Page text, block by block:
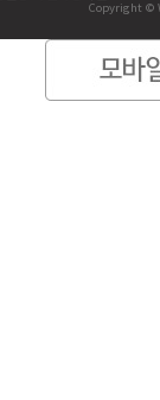
Copyright ©